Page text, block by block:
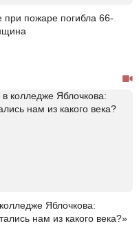
при пожаре погибла 66-
Яблочкова:
нам из какого века?»